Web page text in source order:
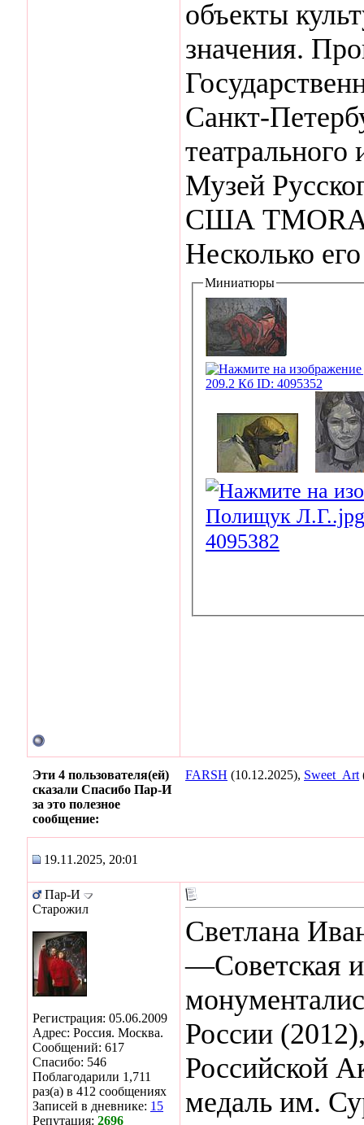
объекты
значения.
Санкт-
театрального
Музей
США TMORA
Несколько
Миниатюры
Эти 4 пользователя(ей)
сказали Спасибо Пар-И
за это полезное
сообщение:
FARSH (10.12.2025), Sweet_Art
19.11.2025, 20:01
Пар-И
Старожил
Регистрация: 05.06.2009
Адрес: Россия. Москва.
Сообщений: 617
Спасибо: 546
Поблагодарили 1,711
раз(а) в 412 сообщениях
Записей в дневнике: 15
Репутация: 2696
Светлана
—Советская
России
Российской
медаль им.